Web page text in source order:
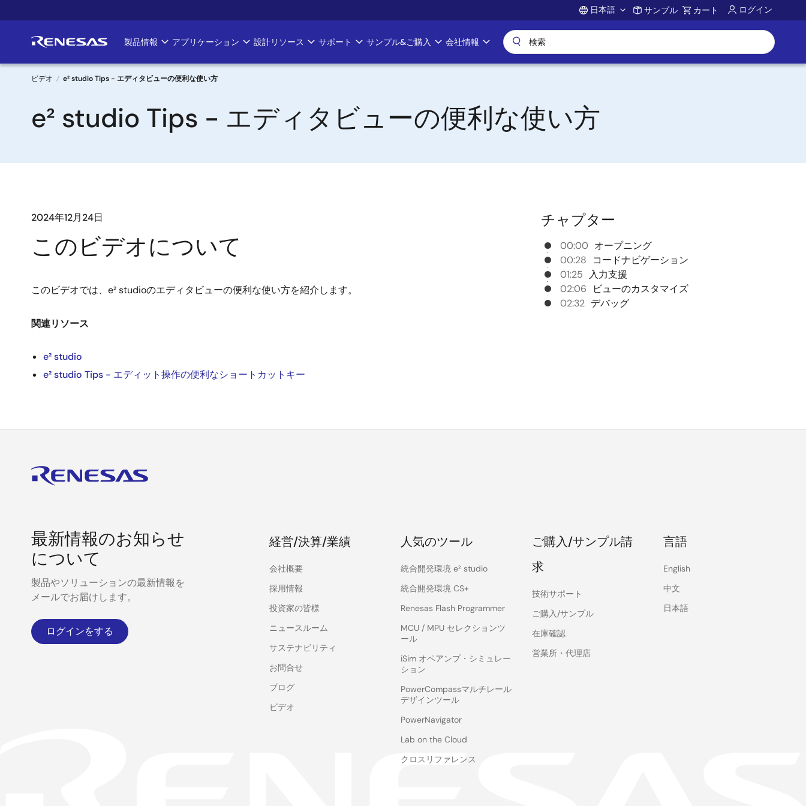
イ
ン
Account
日本語 サンプル カート ログイン
Main
navigation
製品情報 アプリケーション 設計リソース サポート サンプル&ご購入 会社情報
パ
ン
く
ビデオ e² studio Tips - エディタビューの便利な使い方
e² studio Tips - エディタビューの便利な使い方
2024年12月24日
このビデオについて
このビデオでは、e² studioのエディタビューの便利な使い方を紹介します。
関連リソース
e² studio
e² studio Tips - エディット操作の便利なショートカットキー
チャプター
00:00 オープニング
00:28
コードナビゲーション
01:25
入力支援
02:06
ビューのカスタマイズ
02:32 デバッグ
最新情報のお知らせ
について
製品やソリューションの最新情報を
メールでお届けします。
ログインをする
経営/決算/業績
会社概要
採用情報
投資家の皆様
ニュースルーム
サステナビリティ
お問合せ
ブログ
ビデオ
人気のツール
統合開発環境 e² studio
統合開発環境 CS+
Renesas Flash Programmer
MCU / MPU セレクションツ
ール
iSim オペアンプ・シミュレー
ション
PowerCompassマルチレール
デザインツール
PowerNavigator
Lab on the Cloud
クロスリファレンス
ご購入/サンプル請
求
技術サポート
ご購入/サンプル
在庫確認
営業所・代理店
言語
English
中文
日本語